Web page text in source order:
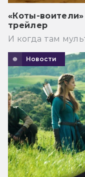
«Коты-
трейлер
И когда там
Новости